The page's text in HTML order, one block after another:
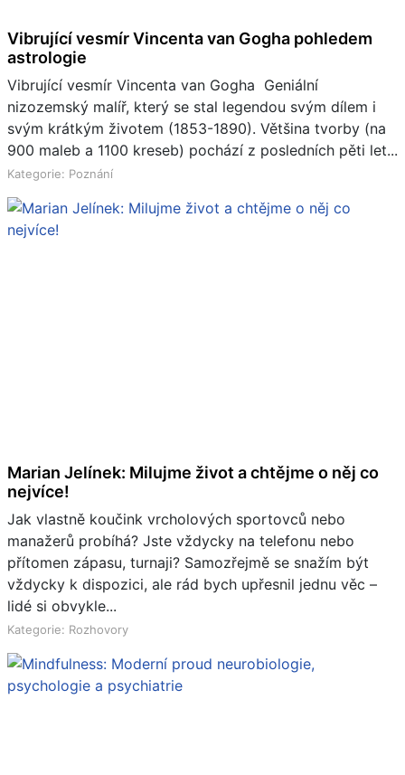
Vibrující vesmír Vincenta van Gogha pohledem
astrologie
Vibrující vesmír Vincenta van Gogha Geniální
nizozemský malíř, který se stal legendou svým dílem i
svým krátkým životem (1853-1890). Většina tvorby (na
900 maleb a 1100 kreseb) pochází z posledních pěti let...
Kategorie: Poznání
Marian Jelínek: Milujme život a chtějme o něj co
nejvíce!
Jak vlastně koučink vrcholových sportovců nebo
manažerů probíhá? Jste vždycky na telefonu nebo
přítomen zápasu, turnaji? Samozřejmě se snažím být
vždycky k dispozici, ale rád bych upřesnil jednu věc –
lidé si obvykle...
Kategorie: Rozhovory